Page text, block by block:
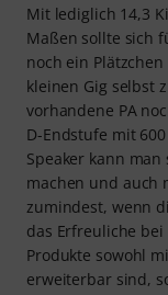
Mit lediglich 14,3
Maßen sollte sich
noch ein
kleinen Gig selbst
vorhandene PA
D-Endstufe mit
Speaker kann
machen und auch
zumindest, wenn
das Erfreuliche bei
Produkte sowohl
erweiterbar sind,